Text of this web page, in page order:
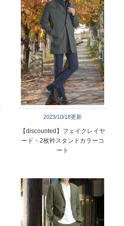
2023/10/18更新
【discounted】フェイクレイヤ
ード・2枚衿スタンドカラーコ
ート